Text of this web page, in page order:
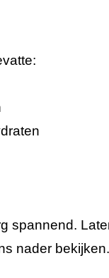
spannend.
nader bekijken.